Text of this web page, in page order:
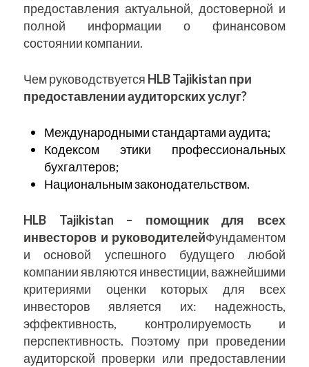
предоставления актуальной, достоверной и
полной информации о финансовом
состоянии компании.
Чем руководствуется HLB Tajikistan при
предоставлении аудиторских услуг?
Международными стандартами аудита;
Кодексом этики профессиональных
бухгалтеров;
Национальным законодательством.
HLB Tajikistan – помощник для всех
инвесторов и руководителейФундаментом
и основой успешного будущего любой
компании являются инвестиции, важнейшими
критериями оценки которых для всех
инвесторов является их: надежность,
эффективность, контролируемость и
перспективность. Поэтому при проведении
аудиторской проверки или предоставлении